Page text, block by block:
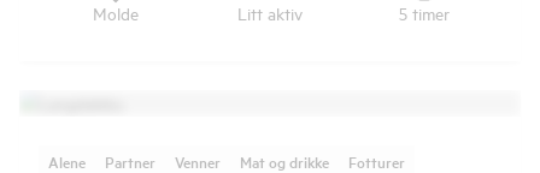
Molde Litt aktiv 5 timer
Alene Partner Venner Mat og drikke Fotturer